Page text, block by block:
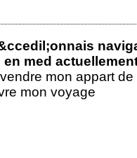
en med
mon appart
mon voyage